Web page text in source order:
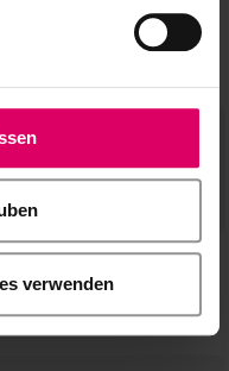
verwenden
Chroma A,
Chroma B,
Chroma D
LIQUID
VITA YZ
EFFECT
Stabilizer